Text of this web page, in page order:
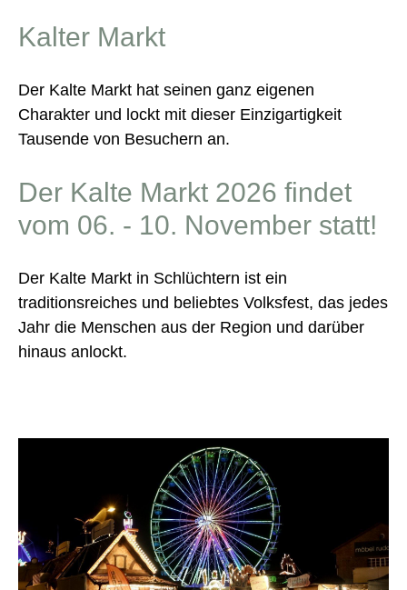
Kalter Markt
Der Kalte Markt hat seinen ganz eigenen
Charakter und lockt mit dieser Einzigartigkeit
Tausende von Besuchern an.
Der Kalte Markt 2026 findet
vom 06. - 10. November statt!
Der Kalte Markt in Schlüchtern ist ein
traditionsreiches und beliebtes Volksfest, das jedes
Jahr die Menschen aus der Region und darüber
hinaus anlockt.